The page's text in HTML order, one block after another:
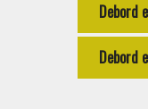
Debord
Debord